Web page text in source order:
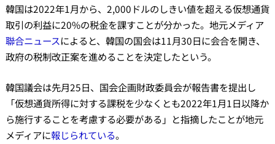
韓国は2022年1月から、2,000ドルのしきい値を超える仮想通貨
取引の利益に20%の税金を課すことが分かった。地元メディア
聯合ニュースによると、韓国の国会は11月30日に会合を開き、
政府の税制改正案を進めることを決定したという。
韓国議会は先月25日、国会企画財政委員会が報告書を提出し
「仮想通貨所得に対する課税を少なくとも2022年1月1日以降か
ら施行することを考慮する必要がある」と指摘したことが地元
メディアに報じられている。